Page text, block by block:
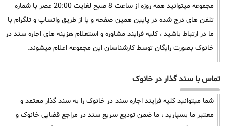
مجموعه میتوانید همه روزه از ساعت 8 صبح لغایت 20:00 عصر با شماره
تلفن های درج شده در پایین همین صفحه و یا از طریق واتساپ و تلگرام با
ما در ارتباط باشید ، کلیه فرایند مشاوره و استعلام هزینه های اجاره سند در
خانوک بصورت رایگان توسط کارشناسان این مجموعه اعلام میشوند.
تماس با سند گذار در خانوک
شما میتوانید کلیه فرایند اجاره سند در خانوک را به سند گذار معتمد و
معتبر ما بسپارید ، ما ضمن تودیع سریع سند در مراجع قضایی خانوک و